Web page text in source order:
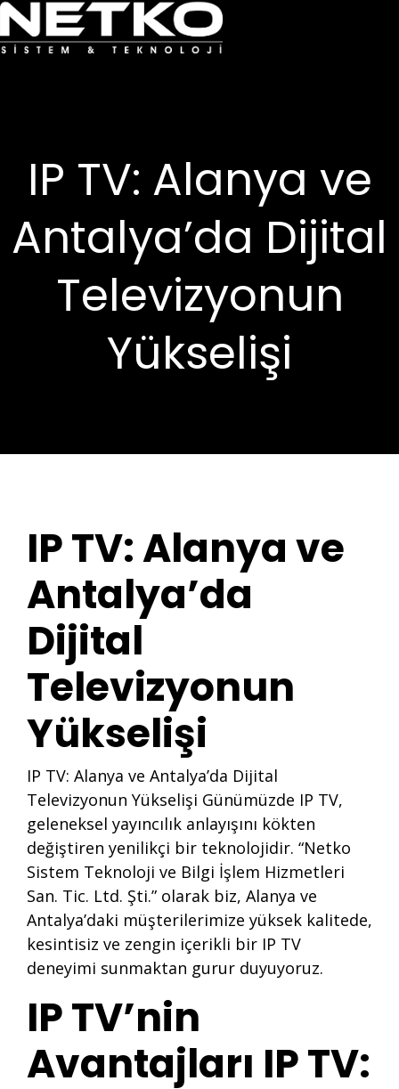
IP TV: Alanya ve
Antalya’da Dijital
Televizyonun
Yükselişi
IP TV: Alanya ve
Antalya’da
Dijital
Televizyonun
Yükselişi
IP TV: Alanya ve Antalya’da Dijital
Televizyonun Yükselişi Günümüzde IP TV,
geleneksel yayıncılık anlayışını kökten
değiştiren yenilikçi bir teknolojidir. “Netko
Sistem Teknoloji ve Bilgi İşlem Hizmetleri
San. Tic. Ltd. Şti.” olarak biz, Alanya ve
Antalya’daki müşterilerimize yüksek kalitede,
kesintisiz ve zengin içerikli bir IP TV
deneyimi sunmaktan gurur duyuyoruz.
IP TV’nin
Avantajları IP TV: